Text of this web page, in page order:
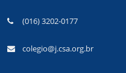
(016) 3202-0177
colegio@j.csa.org.br